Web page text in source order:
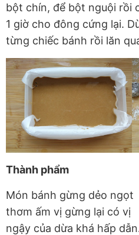
bột chín, để bột nguội rồi
1 giờ cho đông cứng lại.
từng chiếc bánh rồi lăn
Thành phẩm
Món bánh gừng dẻo ngọt
thơm ấm vị gừng lại có vị
ngậy của dừa khá hấp